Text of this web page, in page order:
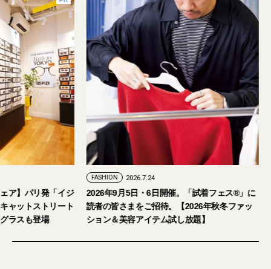
ア】パリ発「イジ
ャットストリート
ラスも登場
FASHION 2026.7.24
2026年9月5日・6日開催。「試着フェス®︎」に
読者の皆さまをご招待。【2026年秋冬ファッ
ション＆美容アイテム試し放題】